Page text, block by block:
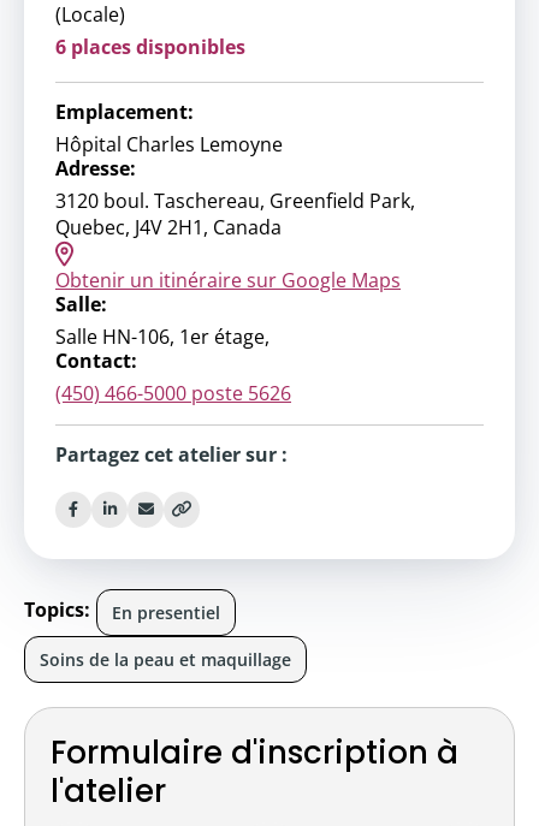
Formulaire d'inscription à
l'atelier
(Locale)
6 places disponibles
Emplacement:
Hôpital Charles Lemoyne
Adresse:
3120 boul. Taschereau, Greenfield Park,
Quebec, J4V 2H1, Canada
Obtenir un itinéraire sur Google Maps
Salle:
Salle HN-106, 1er étage,
Contact:
(450) 466-5000 poste 5626
Partagez cet atelier sur :
Topics: En presentiel
Soins de la peau et maquillage